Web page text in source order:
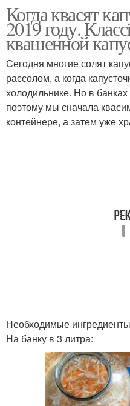
Когда квасят
2019 году.
квашенной
Сегодня многие солят
рассолом, а когда
холодильнике. Но в
поэтому мы сначала
контейнере, а затем уже
Необходимые ингредиенты
На банку в 3 литра: